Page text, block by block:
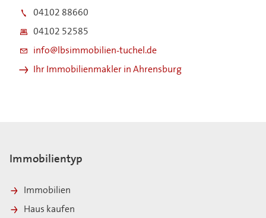
04102 88660
04102 52585
info@lbsimmobilien-tuchel.de
Ihr Immobilienmakler in Ahrensburg
Immobilientyp
Immobilien
Haus kaufen